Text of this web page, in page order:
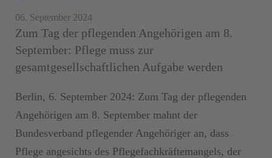
06. September 2024
Zum Tag der pflegenden Angehörigen am 8.
September: Pflege muss zur
gesamtgesellschaftlichen Aufgabe werden
Berlin, 6. September 2024: Zum Tag der pflegenden
Angehörigen am 8. September mahnt der
Bundesverband pflegender Angehöriger an, dass
Pflege angesichts des Pflegefachkräftemangels, der